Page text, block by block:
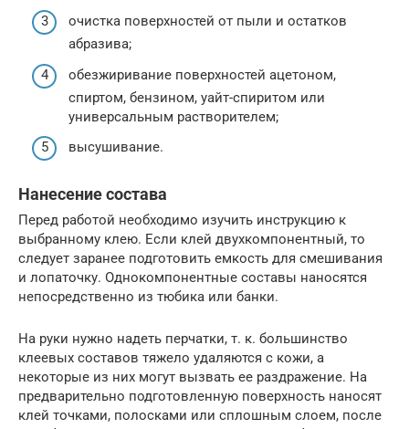
очистка поверхностей от пыли и остатков
абразива;
обезжиривание поверхностей ацетоном,
спиртом, бензином, уайт-спиритом или
универсальным растворителем;
высушивание.
Нанесение состава
Перед работой необходимо изучить инструкцию к
выбранному клею. Если клей двухкомпонентный, то
следует заранее подготовить емкость для смешивания
и лопаточку. Однокомпонентные составы наносятся
непосредственно из тюбика или банки.
На руки нужно надеть перчатки, т. к. большинство
клеевых составов тяжело удаляются с кожи, а
некоторые из них могут вызвать ее раздражение. На
предварительно подготовленную поверхность наносят
клей точками, полосками или сплошным слоем, после